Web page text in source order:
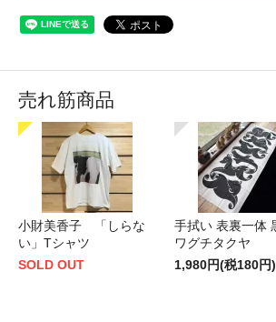
売れ筋商品
小財美香子 「しらな
い」Tシャツ
SOLD OUT
手拭い 表裏一体
ワグチタクヤ
1,980円(税180円)